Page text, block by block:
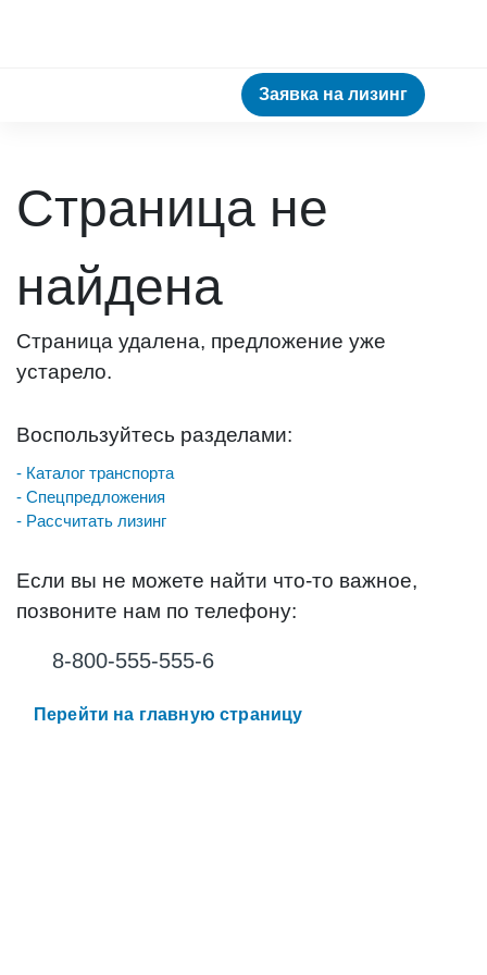
Заявка на лизинг
Страница не
найдена
Страница удалена, предложение уже
устарело.
Воспользуйтесь разделами:
- Каталог транспорта
- Спецпредложения
- Рассчитать лизинг
Если вы не можете найти что-то важное,
позвоните нам по телефону:
8-800-555-555-6
Перейти на главную страницу